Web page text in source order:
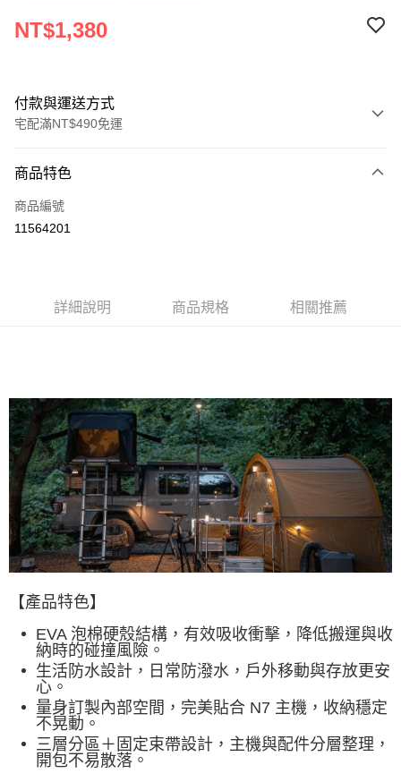
NT$1,380
付款與運送方式
宅配滿NT$490免運
信用卡一次付款
信用卡分期付款
上海商業儲蓄銀行
台北富邦商業銀行
元大商業銀行
永豐商業銀行
玉山商業銀行
星展（台灣）商業銀行
台新國際商業銀行
中國信託商業銀行
台灣樂天信用卡公司
Apple Pay
宅配
每筆NT$80，滿NT$490(含以上)免運費
離島宅配
每筆NT$80，滿NT$490(含以上)免運費
付款後門市自取
免運費
順豐貨運海外配送(運費買家自付，順豐交貨並收取運費)
商品特色
商品編號
11564201
詳細說明 商品規格 相關推薦
【產品特色】
EVA 泡棉硬殼結構，有效吸收衝擊，降低搬運與收
納時的碰撞風險。
生活防水設計，日常防潑水，戶外移動與存放更安
心 。
量身訂製內部空間，完美貼合 N7 主機，收納穩定
不晃動 。
三層分區＋固定束帶設計，主機與配件分層整理，
開包不易散落 。